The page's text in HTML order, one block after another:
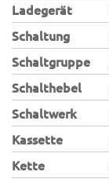
Ladegerät
Schaltung
Schaltgruppe
Schalthebel
Schaltwerk
Kassette
Kette